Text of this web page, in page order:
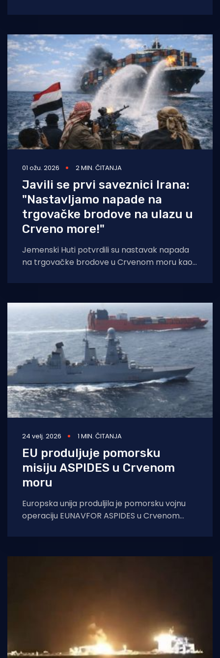
01 ožu. 2026 2 MIN. ČITANJA
Javili se prvi saveznici Irana:
"Nastavljamo napade na
trgovačke brodove na ulazu u
Crveno more!"
Jemenski Huti potvrdili su nastavak napada
na trgovačke brodove u Crvenom moru kao
24 velj. 2026 1 MIN. ČITANJA
EU produljuje pomorsku
misiju ASPIDES u Crvenom
moru
Europska unija produljila je pomorsku vojnu
operaciju EUNAVFOR ASPIDES u Crvenom